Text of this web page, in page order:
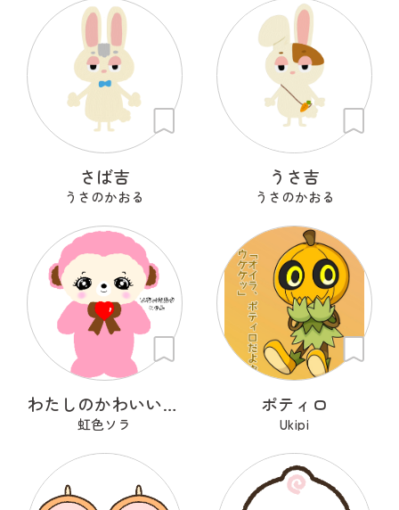
さば吉
うさのかおる
うさ吉
うさのかおる
わたしのかわいいせかい
虹色ソラ
ポティロ
Ukipi